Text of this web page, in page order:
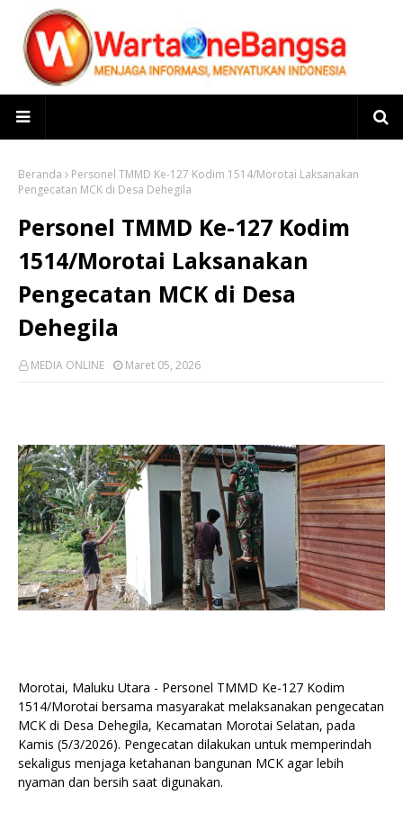
Beranda
Personel TMMD Ke-127 Kodim 1514/Morotai Laksanakan
Pengecatan MCK di Desa Dehegila
Personel TMMD Ke-127 Kodim
1514/Morotai Laksanakan
Pengecatan MCK di Desa
Dehegila
MEDIA ONLINE Maret 05, 2026
Morotai, Maluku Utara - Personel TMMD Ke-127 Kodim
1514/Morotai bersama masyarakat melaksanakan pengecatan
MCK di Desa Dehegila, Kecamatan Morotai Selatan, pada
Kamis (5/3/2026). Pengecatan dilakukan untuk memperindah
sekaligus menjaga ketahanan bangunan MCK agar lebih
nyaman dan bersih saat digunakan.